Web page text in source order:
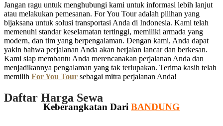
Jangan ragu untuk menghubungi kami untuk informasi lebih lanjut
atau melakukan pemesanan. For You Tour adalah pilihan yang
bijaksana untuk solusi transportasi Anda di Indonesia. Kami telah
memenuhi standar keselamatan tertinggi, memiliki armada yang
modern, dan tim yang berpengalaman. Dengan kami, Anda dapat
yakin bahwa perjalanan Anda akan berjalan lancar dan berkesan.
Kami siap membantu Anda merencanakan perjalanan Anda dan
menjadikannya pengalaman yang tak terlupakan. Terima kasih telah
memilih For You Tour sebagai mitra perjalanan Anda!
Daftar Harga Sewa
Keberangkatan Dari BANDUNG